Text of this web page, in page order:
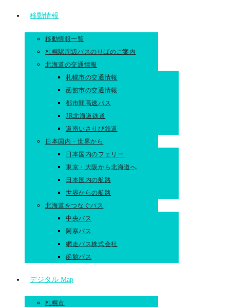
移動情報
移動情報一覧
札幌駅周辺バスのりばのご案内
北海道の交通情報
札幌市の交通情報
函館市の交通情報
都市間高速バス
JR北海道鉄道
道南いさりび鉄道
日本国内・世界から
日本国内のフェリー
東京・大阪から北海道へ
日本国内の航路
世界からの航路​
北海道をつなぐバス
中央バス
阿寒バス
網走バス株式会社
函館バス
デジタル Map
札幌市